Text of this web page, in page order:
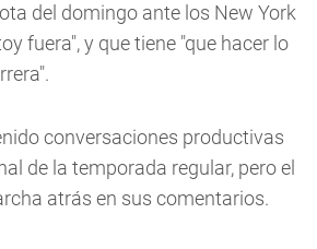
del domingo ante los New York
fuera", y que tiene "que hacer lo
conversaciones productivas
de la temporada regular, pero el
atrás en sus comentarios.